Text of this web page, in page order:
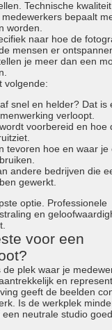
Technische
bepaalt
worden.
naar hoe de
mensen er
je meer dan een
volgende:
snel en helder? Dat is
verloopt.
voorbereid en hoe
tevoren hoe en waar je
andere bedrijven die
gewerkt.
optie. Professionele
en
voor een
plek waar je
en
geeft de beelden
Is de werkplek
neutrale studio